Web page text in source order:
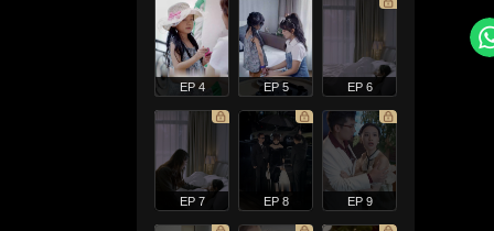
EP 4 EP 5 EP 6
EP 7 EP 8 EP 9